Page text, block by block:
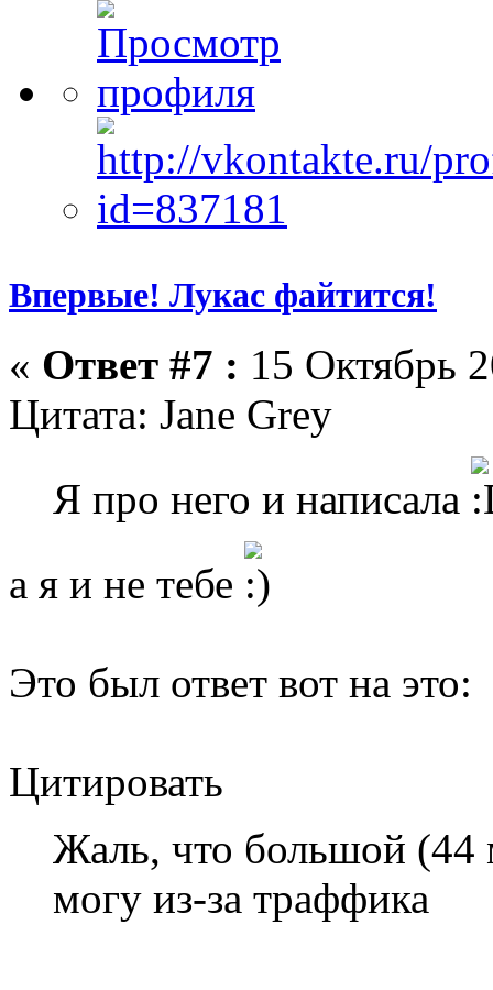
Впервые! Лукас файтится!
« Ответ #7 : 15 Октябрь
Цитата: Jane Grey
Я про него и написала
а я и не тебе
Это был ответ вот на это:
Цитировать
Жаль, что большой (44
могу из-за траффика